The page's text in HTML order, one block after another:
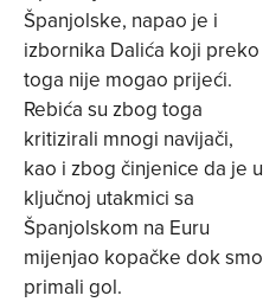
Španjolske, napao je i
izbornika Dalića koji preko
toga nije mogao prijeći.
Rebića su zbog toga
kritizirali mnogi navijači,
kao i zbog činjenice da je u
ključnoj utakmici sa
Španjolskom na Euru
mijenjao kopačke dok smo
primali gol.